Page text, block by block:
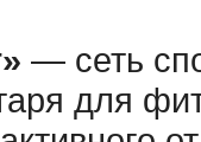
— сеть
для